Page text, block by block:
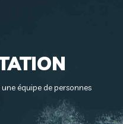
équipe de personnes